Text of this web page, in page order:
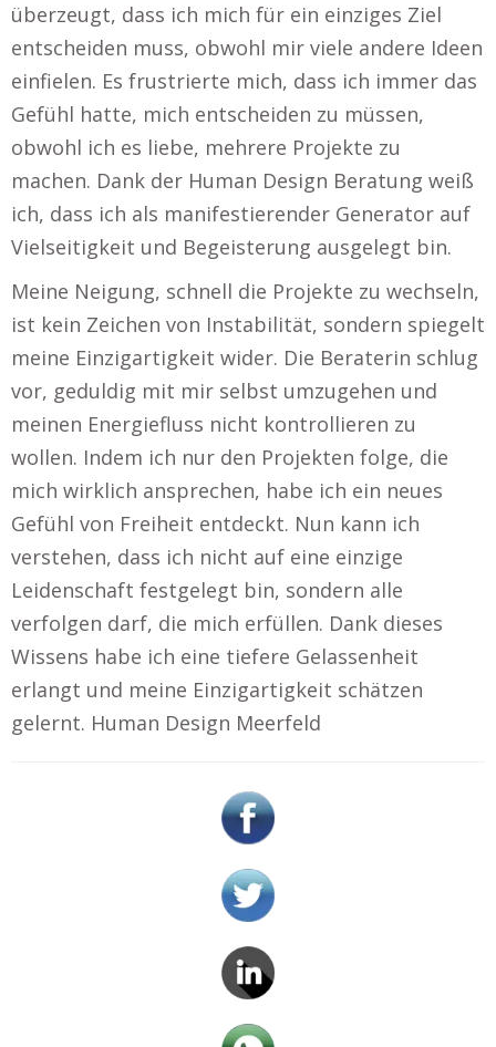
überzeugt, dass ich mich für ein einziges Ziel
entscheiden muss, obwohl mir viele andere Ideen
einfielen. Es frustrierte mich, dass ich immer das
Gefühl hatte, mich entscheiden zu müssen,
obwohl ich es liebe, mehrere Projekte zu
machen. Dank der Human Design Beratung weiß
ich, dass ich als manifestierender Generator auf
Vielseitigkeit und Begeisterung ausgelegt bin.
Meine Neigung, schnell die Projekte zu wechseln,
ist kein Zeichen von Instabilität, sondern spiegelt
meine Einzigartigkeit wider. Die Beraterin schlug
vor, geduldig mit mir selbst umzugehen und
meinen Energiefluss nicht kontrollieren zu
wollen. Indem ich nur den Projekten folge, die
mich wirklich ansprechen, habe ich ein neues
Gefühl von Freiheit entdeckt. Nun kann ich
verstehen, dass ich nicht auf eine einzige
Leidenschaft festgelegt bin, sondern alle
verfolgen darf, die mich erfüllen. Dank dieses
Wissens habe ich eine tiefere Gelassenheit
erlangt und meine Einzigartigkeit schätzen
gelernt. Human Design Meerfeld